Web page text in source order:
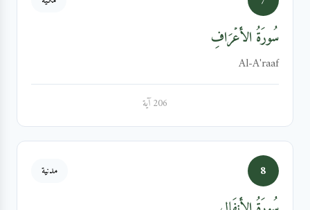
سُورَةُ الأَعۡرَافِ
Al-A'raaf
206 آية
8 مدنية